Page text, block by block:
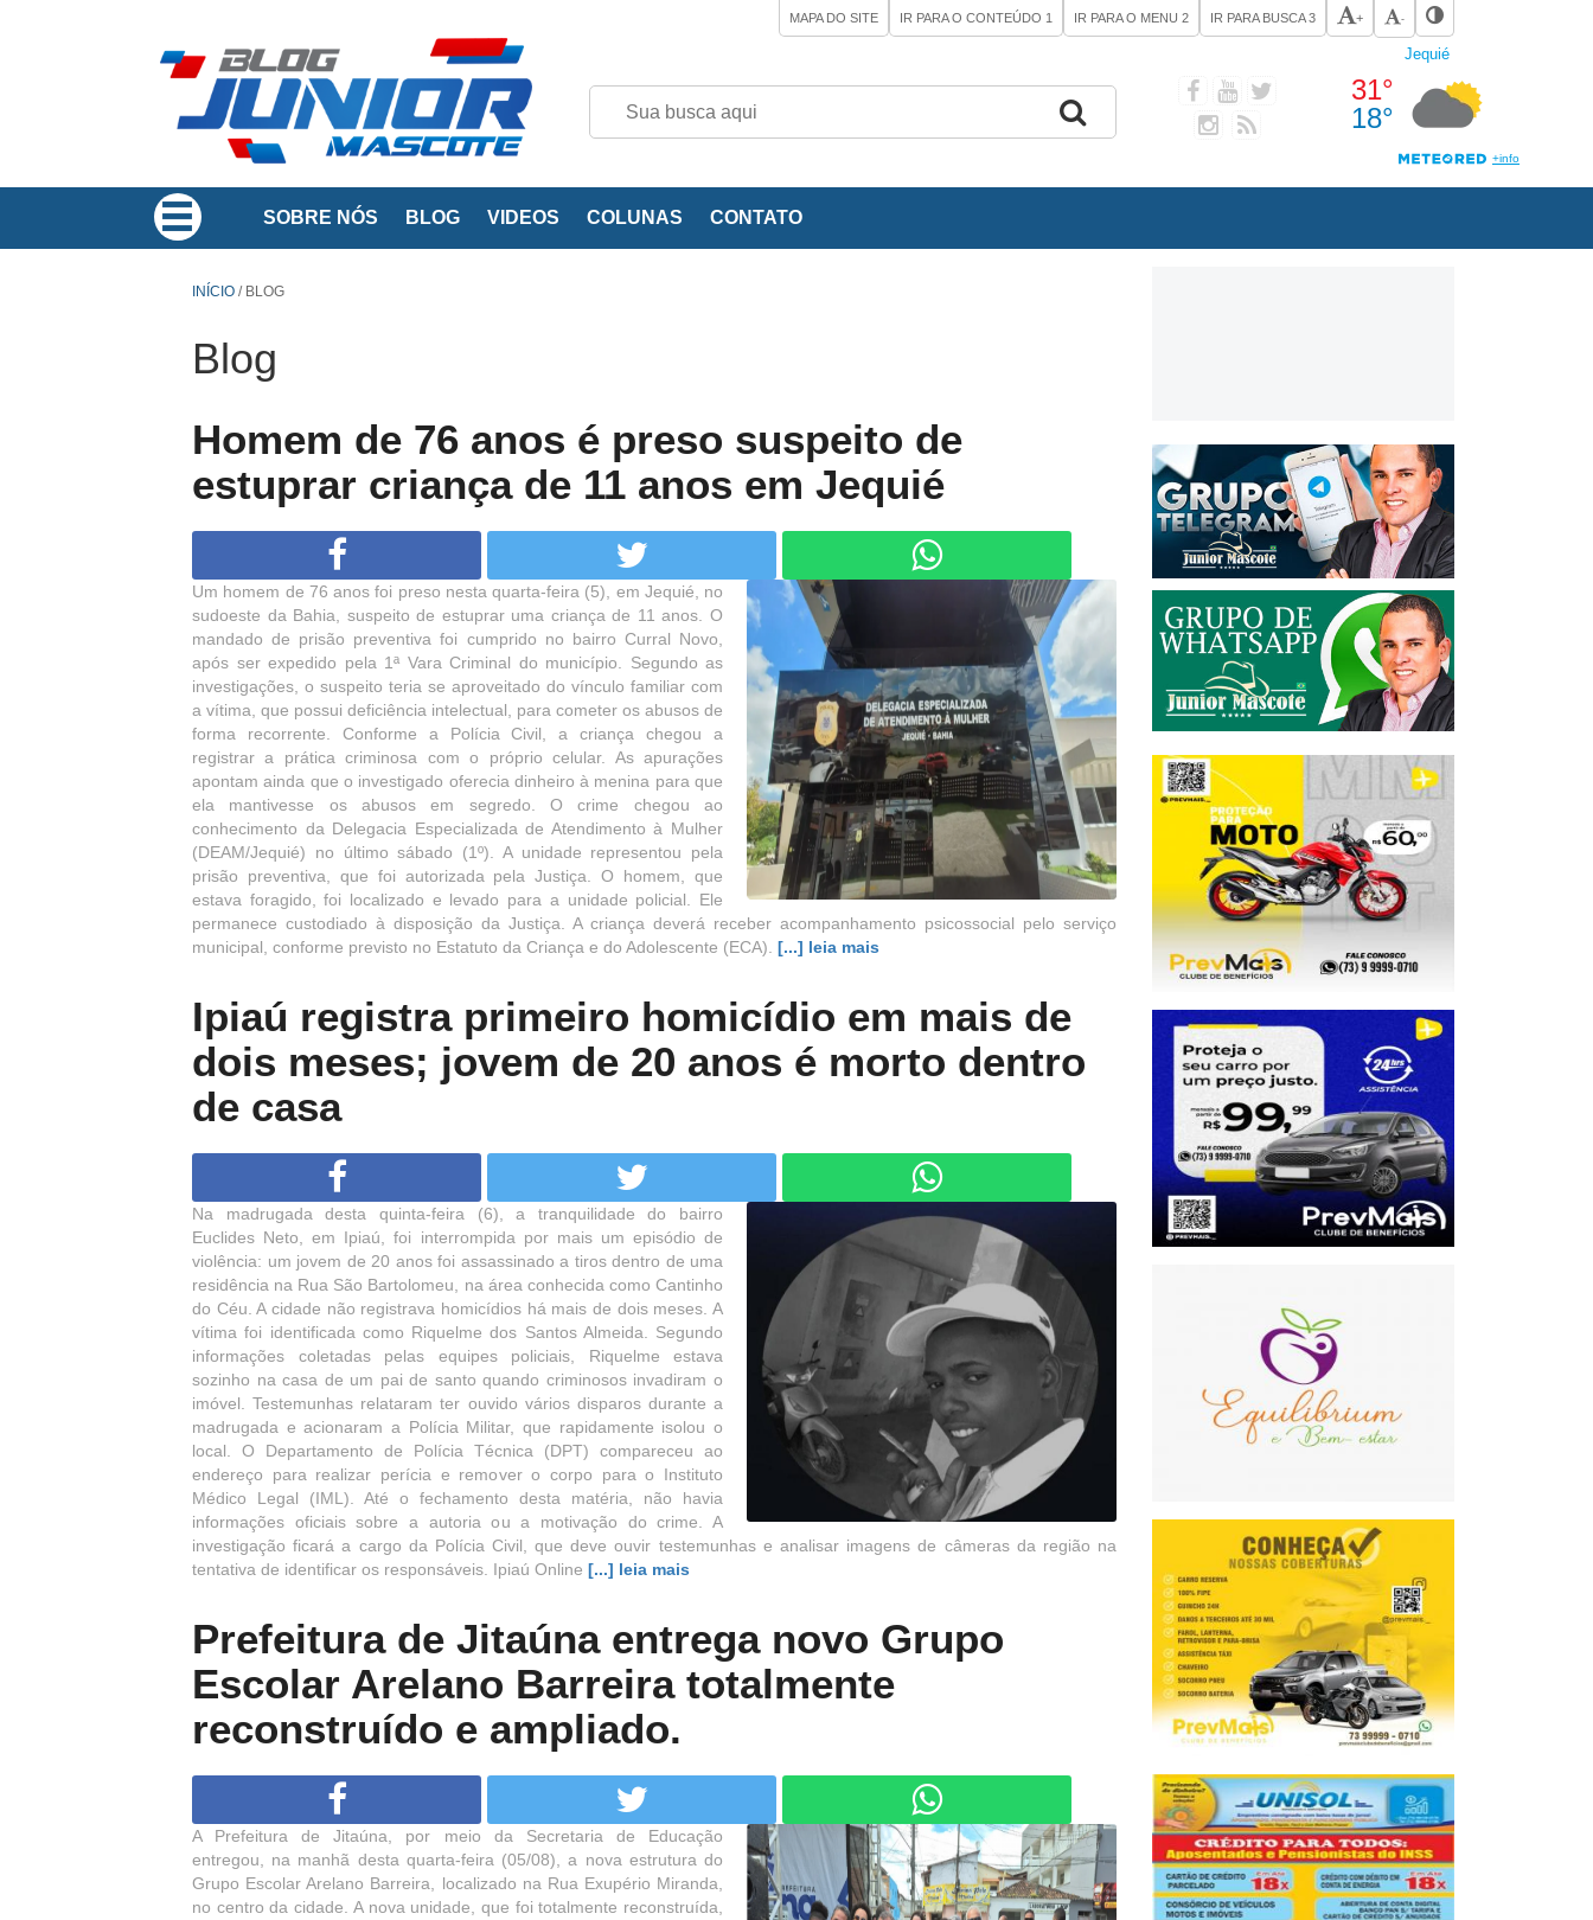
MAPA DO SITE IR PARA O CONTEÚDO 1 IR PARA O MENU 2 IR PARA BUSCA3 + -
SOBRE NÓS BLOG VIDEOS COLUNAS CONTATO
INÍCIO /BLOG
Blog
Homem de 76 anos é preso suspeito de
estuprar criança de 11 anos em Jequié
Um homem de 76 anos foi preso nesta quarta-feira (5), em Jequié, no
sudoeste da Bahia, suspeito de estuprar uma criança de 11 anos. O
mandado de prisão preventiva foi cumprido no bairro Curral Novo,
após ser expedido pela 1ª Vara Criminal do município. Segundo as
investigações, o suspeito teria se aproveitado do vínculo familiar com
a vítima, que possui deficiência intelectual, para cometer os abusos de
forma recorrente. Conforme a Polícia Civil, a criança chegou a
registrar a prática criminosa com o próprio celular. As apurações
apontam ainda que o investigado oferecia dinheiro à menina para que
ela mantivesse os abusos em segredo. O crime chegou ao
conhecimento da Delegacia Especializada de Atendimento à Mulher
(DEAM/Jequié) no último sábado (1º). A unidade representou pela
prisão preventiva, que foi autorizada pela Justiça. O homem, que
estava foragido, foi localizado e levado para a unidade policial. Ele
permanece custodiado à disposição da Justiça. A criança deverá receber acompanhamento psicossocial pelo serviço
municipal, conforme previsto no Estatuto da Criança e do Adolescente (ECA). [...] leia mais
Ipiaú registra primeiro homicídio em mais de
dois meses; jovem de 20 anos é morto dentro
de casa
Na madrugada desta quinta-feira (6), a tranquilidade do bairro
Euclides Neto, em Ipiaú, foi interrompida por mais um episódio de
violência: um jovem de 20 anos foi assassinado a tiros dentro de uma
residência na Rua São Bartolomeu, na área conhecida como Cantinho
do Céu. A cidade não registrava homicídios há mais de dois meses. A
vítima foi identificada como Riquelme dos Santos Almeida. Segundo
informações coletadas pelas equipes policiais, Riquelme estava
sozinho na casa de um pai de santo quando criminosos invadiram o
imóvel. Testemunhas relataram ter ouvido vários disparos durante a
madrugada e acionaram a Polícia Militar, que rapidamente isolou o
local. O Departamento de Polícia Técnica (DPT) compareceu ao
endereço para realizar perícia e remover o corpo para o Instituto
Médico Legal (IML). Até o fechamento desta matéria, não havia
informações oficiais sobre a autoria ou a motivação do crime. A
investigação ficará a cargo da Polícia Civil, que deve ouvir testemunhas e analisar imagens de câmeras da região na
tentativa de identificar os responsáveis. Ipiaú Online [...] leia mais
Prefeitura de Jitaúna entrega novo Grupo
Escolar Arelano Barreira totalmente
reconstruído e ampliado.
A Prefeitura de Jitaúna, por meio da Secretaria de Educação
entregou, na manhã desta quarta-feira (05/08), a nova estrutura do
Grupo Escolar Arelano Barreira, localizado na Rua Exupério Miranda,
no centro da cidade. A nova unidade, que foi totalmente reconstruída,